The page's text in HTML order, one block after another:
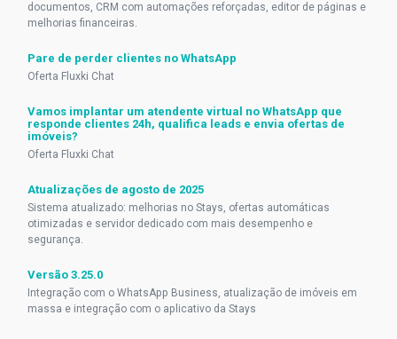
documentos, CRM com automações reforçadas, editor de páginas e
melhorias financeiras.
Pare de perder clientes no WhatsApp
Oferta Fluxki Chat
Vamos implantar um atendente virtual no WhatsApp que
responde clientes 24h, qualifica leads e envia ofertas de
imóveis?
Oferta Fluxki Chat
Atualizações de agosto de 2025
Sistema atualizado: melhorias no Stays, ofertas automáticas
otimizadas e servidor dedicado com mais desempenho e
segurança.
Versão 3.25.0
Integração com o WhatsApp Business, atualização de imóveis em
massa e integração com o aplicativo da Stays